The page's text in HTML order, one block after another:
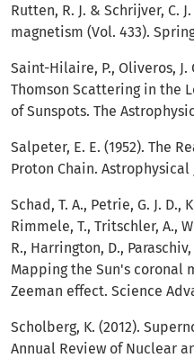
Rutten, R. J. & Schrijver, C.
magnetism (Vol. 433).
Saint-Hilaire, P., Oliveros, J.
Thomson Scattering in the
of Sunspots. The
Salpeter, E. E. (1952). The
Proton Chain. Astrophysical
Schad, T. A., Petrie, G. J. D.,
Rimmele, T., Tritschler, A.,
R., Harrington, D.,
Mapping the Sun's coronal
Zeeman effect. Science
Scholberg, K. (2012).
Annual Review of Nuclear